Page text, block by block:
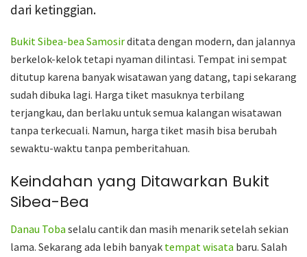
dari ketinggian.
Bukit Sibea-bea Samosirditata dengan modern, dan jalannya
berkelok-kelok tetapi nyaman dilintasi. Tempat ini sempat
ditutup karena banyak wisatawan yang datang, tapi sekarang
sudah dibuka lagi. Harga tiket masuknya terbilang
terjangkau, dan berlaku untuk semua kalangan wisatawan
tanpa terkecuali. Namun, harga tiket masih bisa berubah
sewaktu-waktu tanpa pemberitahuan.
Keindahan yang Ditawarkan Bukit
Sibea-Bea
Danau Toba selalu cantik dan masih menarik setelah sekian
lama. Sekarang ada lebih banyak tempat wisata baru. Salah